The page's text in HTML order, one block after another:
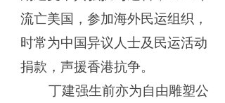
流亡美国，参加海外民运组织，
时常为中国异议人士及民运活动
捐款，声援香港抗争。
丁建强生前亦为自由雕塑公